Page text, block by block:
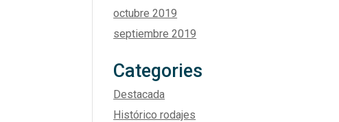
octubre 2019
septiembre 2019
Categories
Destacada
Histórico rodajes